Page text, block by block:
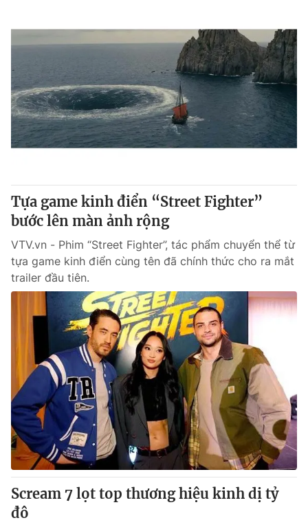
Giải sao mai
Làm đẹp
Học trực tuyến
Công nghệ
Hitech Công nghệ tương lai
Sản phẩm
Thị trường
Giao lưu trực tuyến
Lịch phát sóng
Emagazine Podcast
Photo Infographic
Video
VTV Money VTV Thể thao
VTV Sức khoẻ Bất động sản
Thị trường 24h Tấm lòng Việt
VTV4 Vươn mình bằng AI
VTV9 VTV8
Tựa game kinh điển “Street Fighter”
bước lên màn ảnh rộng
VTV.vn - Phim “Street Fighter”, tác phẩm chuyển thể từ
tựa game kinh điển cùng tên đã chính thức cho ra mắt
trailer đầu tiên.
Scream 7 lọt top thương hiệu kinh dị tỷ
đô